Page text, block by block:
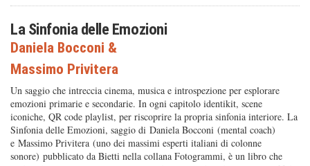
La Sinfonia delle Emozioni
Daniela Bocconi &
Massimo Privitera
Un saggio che intreccia cinema, musica e introspezione per esplorare
emozioni primarie e secondarie. In ogni capitolo identikit, scene
iconiche, QR code playlist, per riscoprire la propria sinfonia interiore. La
Sinfonia delle Emozioni, saggio di Daniela Bocconi (mental coach)
e Massimo Privitera (uno dei massimi esperti italiani di colonne
sonore) pubblicato da Bietti nella collana Fotogrammi, è un libro che